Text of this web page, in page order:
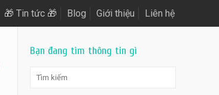
🎁 Tin tức 🎁 Blog Giới thiệu Liên hệ
Bạn đang tìm thông tin gì